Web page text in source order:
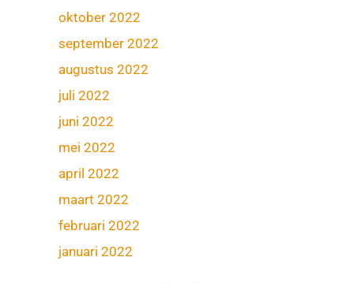
oktober 2022
september 2022
augustus 2022
juli 2022
juni 2022
mei 2022
april 2022
maart 2022
februari 2022
januari 2022